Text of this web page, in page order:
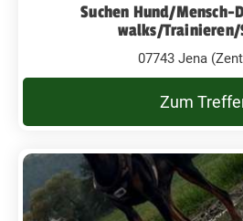
Suchen Hund/Mensch-
walks/Trainieren/
07743 Jena
Zum